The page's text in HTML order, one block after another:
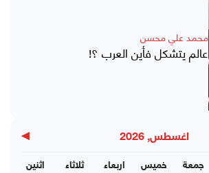
محمد علي محسن
عالم يتشكل فأين العرب ؟!
اغسطس, 2026 ▶
اثنين ثلاثاء اربعاء خميس جمعة